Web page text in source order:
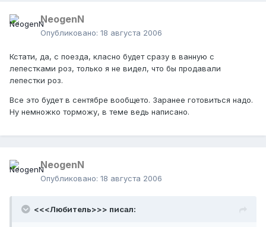
NeogenN
Опубликовано: 18 августа 2006
Кстати, да, с поезда, класно будет сразу в ванную с
лепестками роз, только я не видел, что бы продавали
лепестки роз.
Все это будет в сентябре вообщето. Заранее готовиться надо.
Ну немножко торможу, в теме ведь написано.
NeogenN
Опубликовано: 18 августа 2006
<<<Любитель>>> писал: